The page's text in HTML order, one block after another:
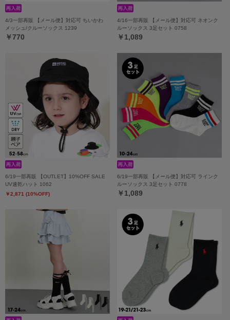
4/3一部再販 【メール便】対応可 ちいかわ
メッシュ/クルーソックス 1239
￥770
4/16一部再販 【メール便】対応可 ネオンク
ルーソックス 3足セット 0758
￥1,089
6/19一部再販 【OUTLET】10%OFF SALE
UV速乾ハット 1062
￥2,871 (10%OFF)
6/19一部再販 【メール便】対応可 ラインク
ルーソックス 3足セット 0778
￥1,089